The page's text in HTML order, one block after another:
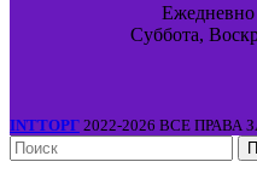
Ежедневно
Суббота,
INTТОРГ 2022-2026 ВСЕ